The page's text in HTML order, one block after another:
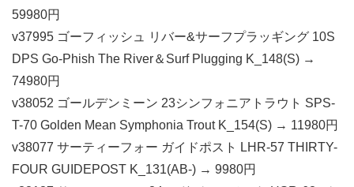
59980円
v37995 ゴーフィッシュ リバー&サーフプラッギング 10S
DPS Go-Phish The River＆Surf Plugging K_148(S) →
74980円
v38052 ゴールデンミーン 23シンフォニアトラウト SPS-
T-70 Golden Mean Symphonia Trout K_154(S) → 11980円
v38077 サーティーフォー ガイドポスト LHR-57 THIRTY-
FOUR GUIDEPOST K_131(AB-) → 9980円